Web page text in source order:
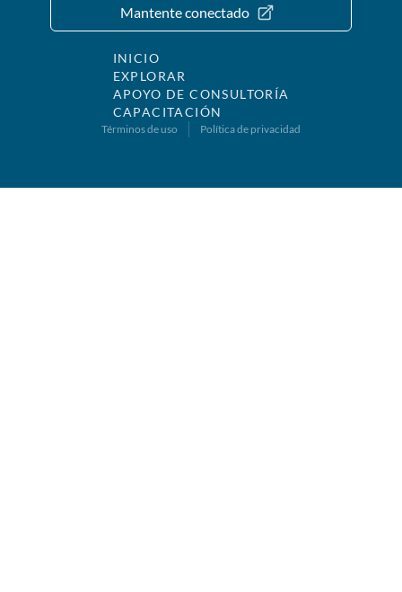
Mantente conectado
INICIO
EXPLORAR
APOYO DE CONSULTORÍA
CAPACITACIÓN
Términos de uso Política de privacidad